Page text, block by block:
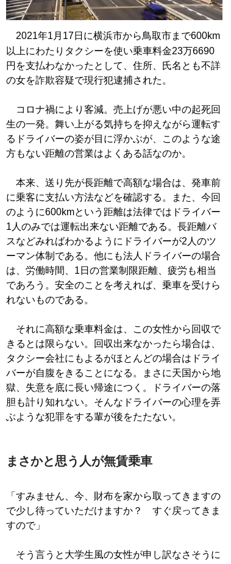
2021年1月17日に横浜市から鳥取市まで600km
以上にわたりタクシーを使い乗車料金23万6690
円を支払わなかったとして、住所、氏名とも不詳
の女を詐欺容疑で現行犯逮捕された。
コロナ禍により客減。売上げが悪い中の起死回
生の一発。舞い上がる気持ちを抑えながら運転す
るドライバーの姿が目に浮かぶが、このような途
方もない距離の営業はよくある話なのか。
本来、送り先が長距離で高額な場合は、発車前
に乗客に支払い方法などを確認する。また、今回
のように600kmという距離は法律ではドライバー
1人のみでは運転出来ない距離である。長距離バ
スなどみればわかるようにドライバーが2人のツ
ーマン体制である。他にも法人ドライバーの場合
は、労働時間、1日の営業制限距離、疲労も相当
であろう。安全のことを考えれば、乗車を受けら
れないものである。
それに高額な乗車料金は、この女性から回収で
きるとは限らない。回収出来なかったら場合は、
タクシー会社にもよるがほとんどの場合はドライ
バーが自腹をきることになる。まさに天国から地
獄、失意を底に長い帰途につく。ドライバーの落
胆も計り知れない。そんなドライバーの心理を弄
ぶような犯罪をする輩が後をたたない。
まさかと思う人が無賃乗車
「すみません、今、財布を家から取ってきますの
で少し待っていただけますか？ すぐ戻ってきま
すので」
そう言うと大学生風の女性が申し訳なさそうに